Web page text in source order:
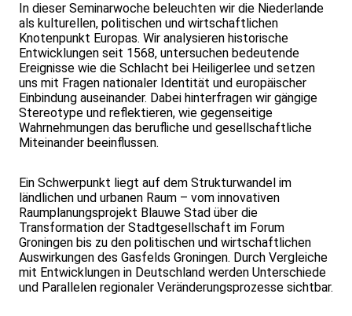
In dieser Seminarwoche beleuchten wir die Niederlande
als kulturellen, politischen und wirtschaftlichen
Knotenpunkt Europas. Wir analysieren historische
Entwicklungen seit 1568, untersuchen bedeutende
Ereignisse wie die Schlacht bei Heiligerlee und setzen
uns mit Fragen nationaler Identität und europäischer
Einbindung auseinander. Dabei hinterfragen wir gängige
Stereotype und reflektieren, wie gegenseitige
Wahrnehmungen das berufliche und gesellschaftliche
Miteinander beeinflussen.
Ein Schwerpunkt liegt auf dem Strukturwandel im
ländlichen und urbanen Raum – vom innovativen
Raumplanungsprojekt Blauwe Stad über die
Transformation der Stadtgesellschaft im Forum
Groningen bis zu den politischen und wirtschaftlichen
Auswirkungen des Gasfelds Groningen. Durch Vergleiche
mit Entwicklungen in Deutschland werden Unterschiede
und Parallelen regionaler Veränderungsprozesse sichtbar.